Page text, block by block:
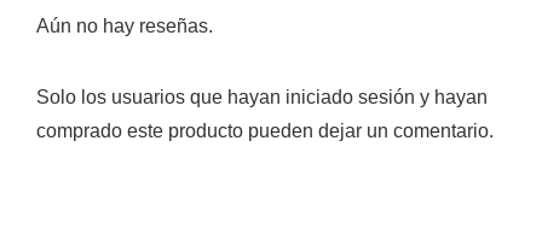
Aún no hay reseñas.
Solo los usuarios que hayan iniciado sesión y hayan
comprado este producto pueden dejar un comentario.